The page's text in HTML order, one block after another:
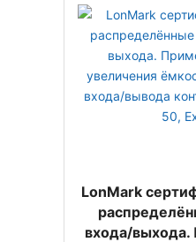
LonMark
входа/